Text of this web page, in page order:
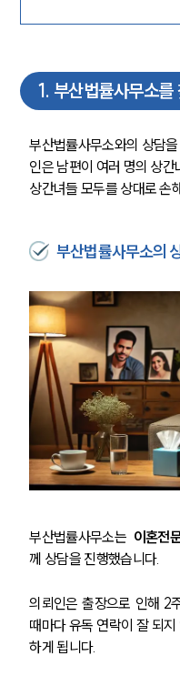
1. 부산법률사무소를
부산법률사무소와의 상담
인은 남편이 여러 명의 상
상간녀들 모두를 상대로 손
부산법률사무소의
부산법률사무소는 이혼전
께 상담을 진행했습니다.
의뢰인은 출장으로 인해 2
때마다 유독 연락이 잘 되
하게 됩니다.